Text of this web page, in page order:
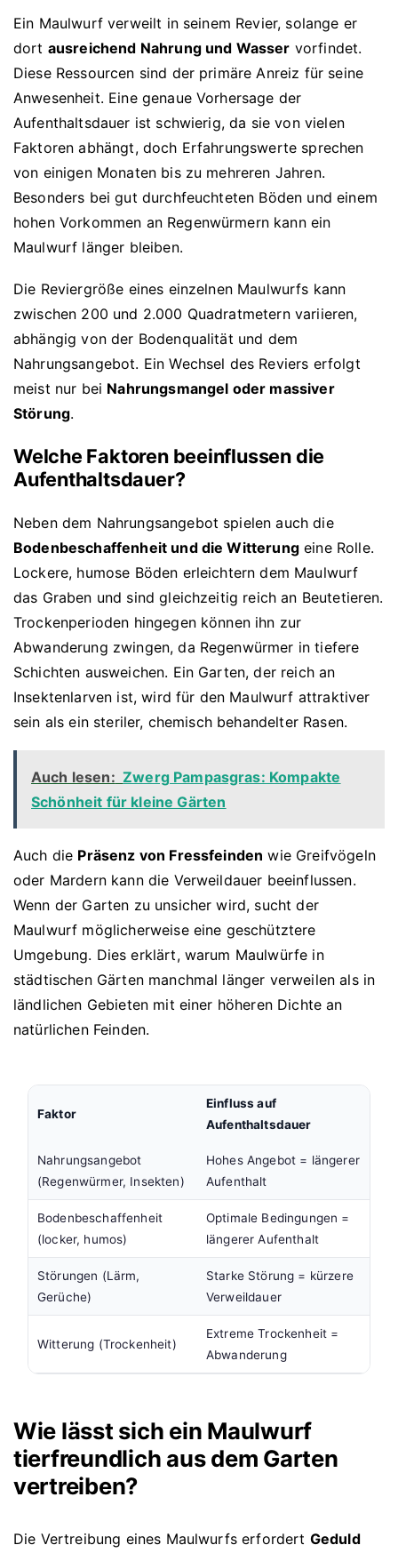
Ein Maulwurf verweilt in seinem Revier, solange er
dort ausreichend Nahrung und Wasser vorfindet.
Diese Ressourcen sind der primäre Anreiz für seine
Anwesenheit. Eine genaue Vorhersage der
Aufenthaltsdauer ist schwierig, da sie von vielen
Faktoren abhängt, doch Erfahrungswerte sprechen
von einigen Monaten bis zu mehreren Jahren.
Besonders bei gut durchfeuchteten Böden und einem
hohen Vorkommen an Regenwürmern kann ein
Maulwurf länger bleiben.
Die Reviergröße eines einzelnen Maulwurfs kann
zwischen 200 und 2.000 Quadratmetern variieren,
abhängig von der Bodenqualität und dem
Nahrungsangebot. Ein Wechsel des Reviers erfolgt
meist nur bei Nahrungsmangel oder massiver
Störung.
Welche Faktoren beeinflussen die
Aufenthaltsdauer?
Neben dem Nahrungsangebot spielen auch die
Bodenbeschaffenheit und die Witterungeine Rolle.
Lockere, humose Böden erleichtern dem Maulwurf
das Graben und sind gleichzeitig reich an Beutetieren.
Trockenperioden hingegen können ihn zur
Abwanderung zwingen, da Regenwürmer in tiefere
Schichten ausweichen. Ein Garten, der reich an
Insektenlarven ist, wird für den Maulwurf attraktiver
sein als ein steriler, chemisch behandelter Rasen.
Auch lesen: Zwerg Pampasgras: Kompakte
Schönheit für kleine Gärten
Auch die Präsenz von Fressfeinden wie Greifvögeln
oder Mardern kann die Verweildauer beeinflussen.
Wenn der Garten zu unsicher wird, sucht der
Maulwurf möglicherweise eine geschütztere
Umgebung. Dies erklärt, warum Maulwürfe in
städtischen Gärten manchmal länger verweilen als in
ländlichen Gebieten mit einer höheren Dichte an
natürlichen Feinden.
Faktor
Einfluss auf
Aufenthaltsdauer
Nahrungsangebot
(Regenwürmer, Insekten)
Hohes Angebot = längerer
Aufenthalt
Bodenbeschaffenheit
(locker, humos)
Optimale Bedingungen =
längerer Aufenthalt
Störungen (Lärm,
Gerüche)
Starke Störung = kürzere
Verweildauer
Witterung (Trockenheit)
Extreme Trockenheit =
Abwanderung
Wie lässt sich ein Maulwurf
tierfreundlich aus dem Garten
vertreiben?
Die Vertreibung eines Maulwurfs erfordert Geduld